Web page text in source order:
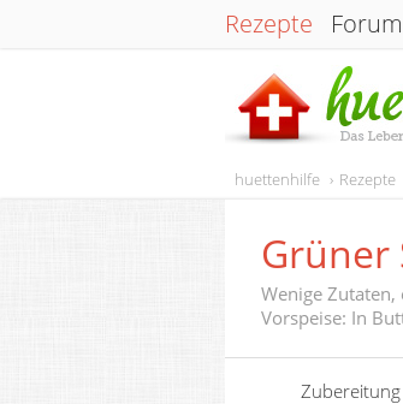
Rezepte Forum
huettenhilfe Rezepte
Grüner
Wenige
Vorspeise: In
Zubereitung